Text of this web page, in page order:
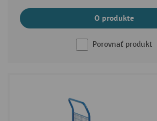
O produkte
Porovnať produkt